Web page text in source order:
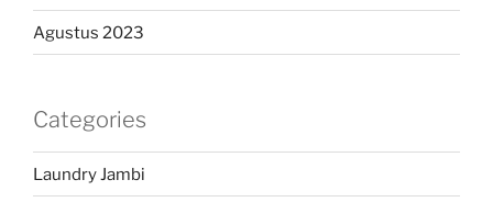
Agustus 2023
Categories
Laundry Jambi